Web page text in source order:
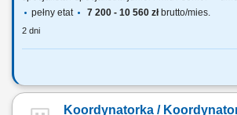
pełny etat
7 200 - 10 560 złbrutto/mies.
2 dni
OBSZAR DZIAŁANIA- PION TECHNICZNY.
realizacji zgłoszeń zleceń technicznych, bieżące
Koordynatorka /